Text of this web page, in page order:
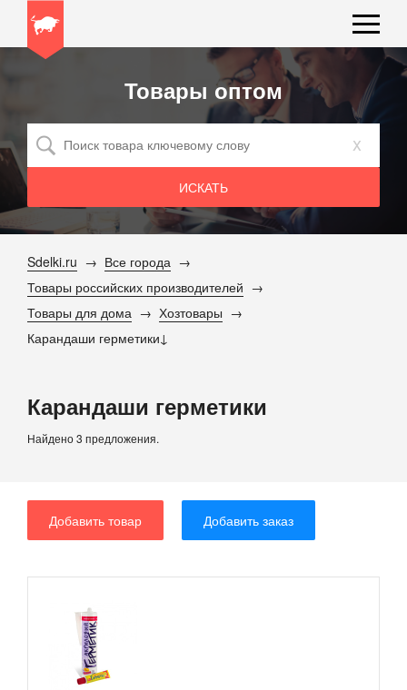
Товары оптом
x
Sdelki.ru
Все города
Товары российских производителей
Товары для дома
Хозтовары
Карандаши герметики
Карандаши герметики
Найдено 3 предложения.
Добавить товар Добавить заказ